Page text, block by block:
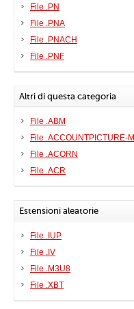
File .PN
File .PNA
File .PNACH
File .PNF
Altri di questa categoria
File .ABM
File .ACCOUNTPICTURE-
File .ACORN
File .ACR
Estensioni aleatorie
File .IUP
File .IV
File .M3U8
File .XBT